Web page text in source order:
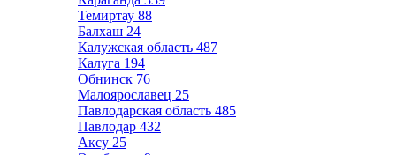
Темиртау 88
Балхаш 24
Калужская область 487
Калуга 194
Обнинск 76
Малоярославец 25
Павлодарская область 485
Павлодар 432
Аксу 25